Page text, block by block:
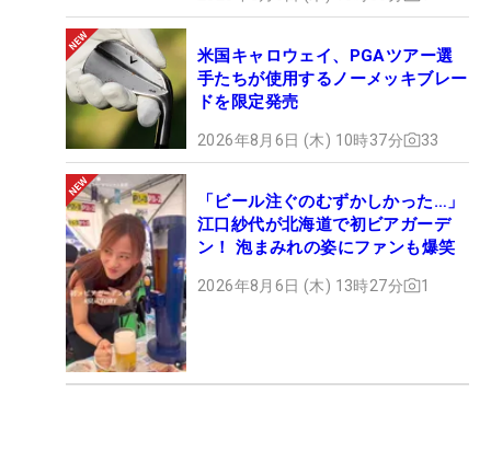
米国キャロウェイ、PGAツアー選
手たちが使用するノーメッキブレー
ドを限定発売
2026年8月6日 (木) 10時37分 33
「ビール注ぐのむずかしかった…」
江口紗代が北海道で初ビアガーデ
ン！ 泡まみれの姿にファンも爆笑
2026年8月6日 (木) 13時27分 1